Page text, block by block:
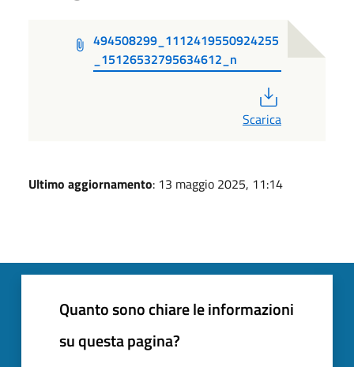
494508299_1112419550924255
_15126532795634612_n
Scarica
Ultimo aggiornamento: 13 maggio 2025, 11:14
Quanto sono chiare le informazioni
su questa pagina?